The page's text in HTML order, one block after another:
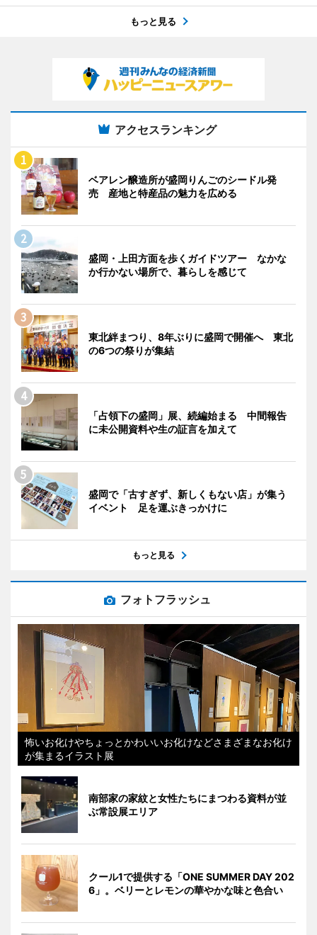
もっと見る
アクセスランキング
ベアレン醸造所が盛岡りんごのシードル発
売 産地と特産品の魅力を広める
盛岡・上田方面を歩くガイドツアー なかな
か行かない場所で、暮らしを感じて
東北絆まつり、8年ぶりに盛岡で開催へ 東北
の6つの祭りが集結
「占領下の盛岡」展、続編始まる 中間報告
に未公開資料や生の証言を加えて
盛岡で「古すぎず、新しくもない店」が集う
イベント 足を運ぶきっかけに
もっと見る
フォトフラッシュ
怖いお化けやちょっとかわいいお化けなどさまざまなお化け
が集まるイラスト展
南部家の家紋と女性たちにまつわる資料が並
ぶ常設展エリア
クール1で提供する「ONE SUMMER DAY 202
6」。ベリーとレモンの華やかな味と色合い